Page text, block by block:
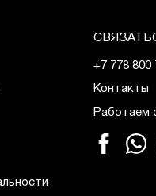
+7 778 800
Контакты
Работаем